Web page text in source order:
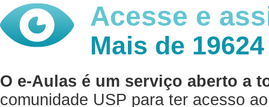
Acesse e
Mais de
O e-Aulas é um serviço aberto a
comunidade USP para ter acesso